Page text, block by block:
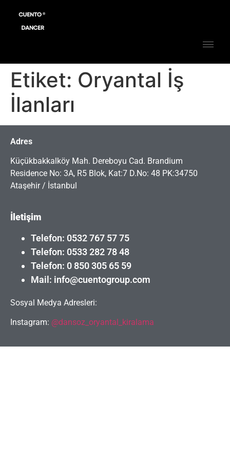
Etiket: Oryantal İş
İlanları
Adres
Küçükbakkalköy Mah. Dereboyu Cad. Brandium
Residence No: 3A, R5 Blok, Kat:7 D.No: 48 PK:34750
Ataşehir / İstanbul
İletişim
Telefon: 0532 767 57 75
Telefon: 0533 282 78 48
Telefon: 0 850 305 65 59
Mail: info@cuentogroup.com
Sosyal Medya Adresleri:
Instagram: @dansoz_oryantal_kiralama